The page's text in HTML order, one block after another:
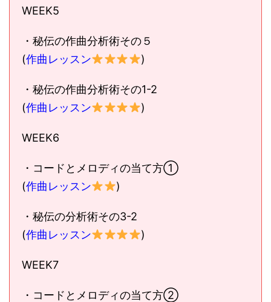
WEEK5
・秘伝の作曲分析術その５
(作曲レッスン )
・秘伝の作曲分析術その1-2
(作曲レッスン )
WEEK6
・コードとメロディの当て方①
(作曲レッスン )
・秘伝の分析術その3-2
(作曲レッスン )
WEEK7
・コードとメロディの当て方②